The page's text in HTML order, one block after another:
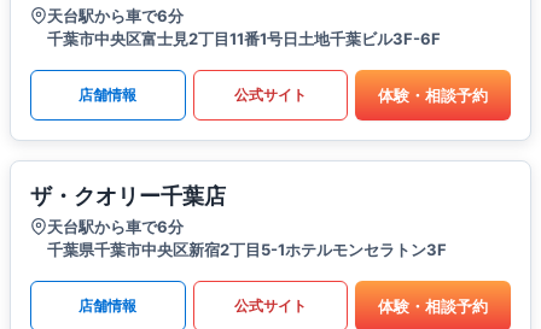
天台駅から車で6分
千葉市中央区富士見2丁目11番1号日土地千葉ビル3F-6F
店舗情報 公式サイト 体験・相談予約
ザ・クオリー千葉店
天台駅から車で6分
千葉県千葉市中央区新宿2丁目5-1ホテルモンセラトン3F
店舗情報 公式サイト 体験・相談予約